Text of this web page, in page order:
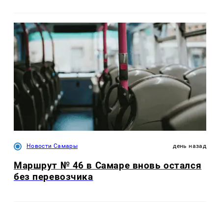
Новости Самары день назад
Маршрут № 46 в Самаре вновь остался
без перевозчика